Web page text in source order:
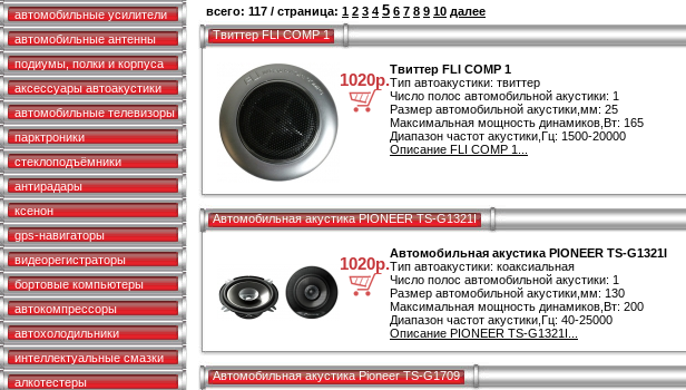
автомобильные усилители
автомобильные антенны
подиумы, полки и корпуса
аксессуары автоакустики
автомобильные телевизоры
парктроники
стеклоподъёмники
антирадары
ксенон
gps-навигаторы
видеорегистраторы
бортовые компьютеры
автокомпрессоры
автохолодильники
интеллектуальные смазки
алкотестеры
всего: 117 / страница: 1 2 3 4 5 6 7 8 9 10 далее
Твиттер FLI COMP 1
1020р.
Твиттер FLI COMP 1
Тип автоакустики: твиттер
Число полос автомобильной акустики: 1
Размер автомобильной акустики,мм: 25
Максимальная мощность динамиков,Вт: 165
Диапазон частот акустики,Гц: 1500-20000
Описание FLI COMP 1...
Автомобильная акустика PIONEER TS-G1321I
1020р.
Автомобильная акустика PIONEER TS-G1321I
Тип автоакустики: коаксиальная
Число полос автомобильной акустики: 1
Размер автомобильной акустики,мм: 130
Максимальная мощность динамиков,Вт: 200
Диапазон частот акустики,Гц: 40-25000
Описание PIONEER TS-G1321I...
Автомобильная акустика Pioneer TS-G1709